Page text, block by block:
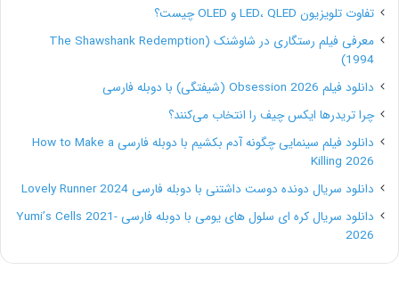
تفاوت تلویزیون LED، QLED و OLED چیست؟
معرفی فیلم رستگاری در شاوشنک (The Shawshank Redemption
1994)
دانلود فیلم Obsession 2026 (شیفتگی) با دوبله فارسی
چرا تریدرها ایکس چیف را انتخاب می‌کنند؟
دانلود فیلم سینمایی چگونه آدم بکشیم با دوبله فارسی How to Make a
Killing 2026
دانلود سریال دونده دوست داشتنی با دوبله فارسی Lovely Runner 2024
دانلود سریال کره ای سلول های یومی با دوبله فارسی Yumi’s Cells 2021-
2026